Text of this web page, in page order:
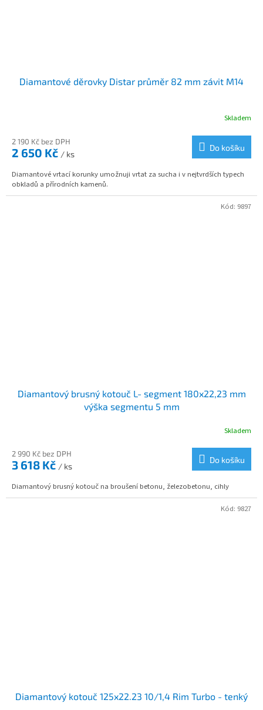
Diamantové děrovky Distar průměr 82 mm závit M14
Skladem
2 190 Kč bez DPH
2 650 Kč / ks
Do košíku
Diamantové vrtací korunky umožnuji vrtat za sucha i v nejtvrdších typech
obkladů a přírodních kamenů.
Diamantový brusný kotouč L- segment 180x22,23 mm
výška segmentu 5 mm
Skladem
2 990 Kč bez DPH
3 618 Kč / ks
Do košíku
Diamantový brusný kotouč na broušení betonu, železobetonu, cihly
Kód: 9897
Diamantový kotouč 125x22.23 10/1,4 Rim Turbo - tenký
Kód: 9827